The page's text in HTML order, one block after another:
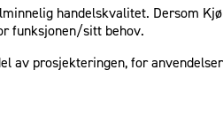
handelskvalitet. Dersom
funksjonen/sitt behov.
av prosjekteringen, for